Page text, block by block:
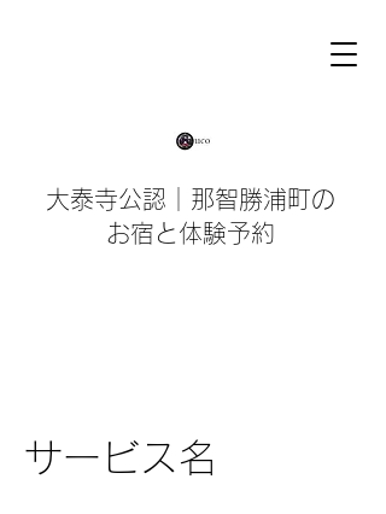
大泰寺公認｜那智勝浦町の
お宿と体験予約
サービス名